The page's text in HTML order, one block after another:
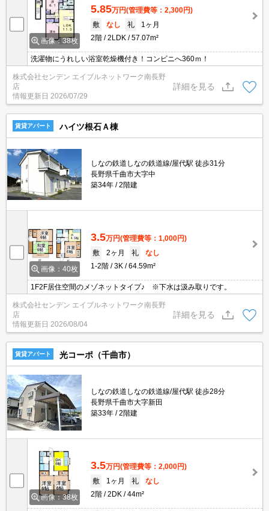
画像：38枚
5.85万円(管理費等：2,300円)
敷
なし 礼
1ヶ月
2階
2LDK 57.07m²
洗濯物にうれしい浴室乾燥機付き！コンビニへ360ｍ！
株式会社センデン エイブルネットワーク南長野
店
情報更新日 2026/07/29
詳細を見る
賃貸アパート ハイツ根石Ａ棟
しなの鉄道しなの鉄道線/屋代駅 徒歩31分
長野県千曲市大字中
築34年
2階建
画像：40枚
3.5万円(管理費等：1,000円)
敷
2ヶ月 礼
なし
1-2階
3K 64.59m²
1F2F居住空間のメゾネットタイプ♪ ※下水は汲み取りです。
株式会社センデン エイブルネットワーク南長野
店
情報更新日 2026/08/04
詳細を見る
賃貸アパート 光コーポ（千曲市）
しなの鉄道しなの鉄道線/屋代駅 徒歩28分
長野県千曲市大字新田
築33年
2階建
画像：38枚
3.5万円(管理費等：2,000円)
敷
1ヶ月 礼
なし
2階
2DK 44m²